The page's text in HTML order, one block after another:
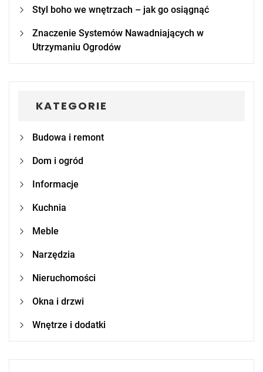
Styl boho we wnętrzach – jak go osiągnąć
Znaczenie Systemów Nawadniających w
Utrzymaniu Ogrodów
KATEGORIE
Budowa i remont
Dom i ogród
Informacje
Kuchnia
Meble
Narzędzia
Nieruchomości
Okna i drzwi
Wnętrze i dodatki